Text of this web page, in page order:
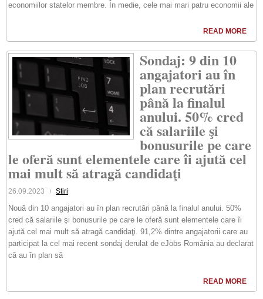
economiilor statelor membre. În medie, cele mai mari patru economii ale
READ MORE
Sondaj: 9 din 10
angajatori au în
plan recrutări
până la finalul
anului. 50% cred
că salariile şi
bonusurile pe care
le oferă sunt elementele care îi ajută cel
mai mult să atragă candidaţi
26.09.2023 Stiri
Nouă din 10 angajatori au în plan recrutări până la finalul anului. 50%
cred că salariile şi bonusurile pe care le oferă sunt elementele care îi
ajută cel mai mult să atragă candidaţi. 91,2% dintre angajatorii care au
participat la cel mai recent sondaj derulat de eJobs România au declarat
că au în plan să
READ MORE